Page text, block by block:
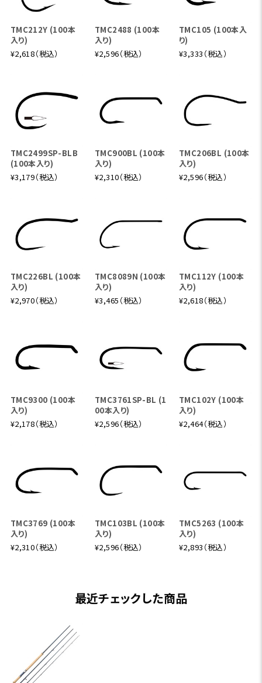
13’0” #8 4pcs
推奨ラインウェイト:アトランティックサーモンショート520gr
(DH8/9)、スカジット540～【570】gr※【】は最も推奨するウ
ェイト。サーモンやイトウといった日本の超大型魚に対応する
しっかり身に付けたい、そして超大型魚を釣りたい、といった
方にお勧めの一本です。
ユーフレックス・JTH-RD 13189-4 TSF #8/9
13’1” #8/9 4pcs、フォアグリップ325mm、リール
Dから登場。JTH-RD1308-4をベースにブランク全体をわず
かに強化。同湖の推奨フライラインである「アトランティック
サーモン朱鞠内スペシャル」を、スペイキャスティングはもと
いたしました。そして同氏の長年のロッドビルディングの経験
を基にした「杉坂隆久好み」ともいえるこだわりのグリップデ
ザインとコンポーネンツを採用。カスタムロッドの質感をマス
は朱鞠内湖にとどまりません。道内各地のリザーバーや本流
のイトウ、ショアのサケ、カラフトマス、大型アメマス等々。強
TMC212Y (100本
入り)
¥2,618（税込）
TMC2488 (100本
入り)
¥2,596（税込）
TMC105 (100本入
り)
¥3,333（税込）
TMC2499SP-BLB
(100本入り)
¥3,179（税込）
TMC900BL (100本
入り)
¥2,310（税込）
TMC206BL (100本
入り)
¥2,596（税込）
TMC226BL (100本
入り)
¥2,970（税込）
TMC8089N (100本
入り)
¥3,465（税込）
TMC112Y (100本
入り)
¥2,618（税込）
TMC9300 (100本
入り)
¥2,178（税込）
TMC3761SP-BL (1
00本入り)
¥2,596（税込）
TMC102Y (100本
入り)
¥2,464（税込）
TMC3769 (100本
入り)
¥2,310（税込）
TMC103BL (100本
入り)
¥2,596（税込）
TMC5263 (100本
入り)
¥2,893（税込）
最近チェックした商品